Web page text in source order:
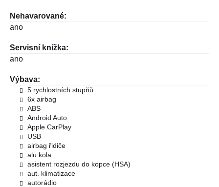
Nehavarované:
ano
Servisní knížka:
ano
Výbava:
5 rychlostních stupňů
6x airbag
ABS
Android Auto
Apple CarPlay
USB
airbag řidiče
alu kola
asistent rozjezdu do kopce (HSA)
aut. klimatizace
autorádio